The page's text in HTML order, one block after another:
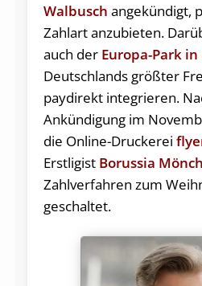
Walbusch angekündigt,
Zahlart anzubieten.
auch der Europa-Park in
Deutschlands größter
paydirekt integrieren.
Ankündigung im
die Online-Druckerei
Erstligist Borussia
Zahlverfahren zum
geschaltet.